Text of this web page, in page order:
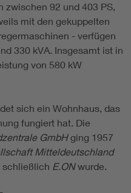
zwischen 92 und 403 PS,
mit den gekuppelten
- verfügen
330 kVA. Insgesamt ist in
von 580 kW
sich ein Wohnhaus, das
fungiert hat. Die
GmbHging 1957
Mitteldeutschland
schließlich E.ONwurde.